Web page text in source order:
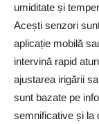
umiditate și
Acești senzori
aplicație mobilă
intervină rapid
ajustarea irigării
sunt bazate pe
semnificative și la